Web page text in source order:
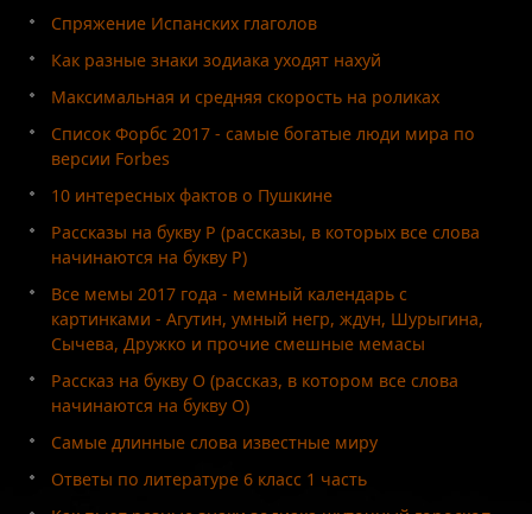
Спряжение Испанских глаголов
Как разные знаки зодиака уходят нахуй
Максимальная и средняя скорость на роликах
Список Форбс 2017 - самые богатые люди мира по
версии Forbes
10 интересных фактов о Пушкине
Рассказы на букву Р (рассказы, в которых все слова
начинаются на букву Р)
Все мемы 2017 года - мемный календарь с
картинками - Агутин, умный негр, ждун, Шурыгина,
Сычева, Дружко и прочие смешные мемасы
Рассказ на букву О (рассказ, в котором все слова
начинаются на букву О)
Самые длинные слова известные миру
Ответы по литературе 6 класс 1 часть